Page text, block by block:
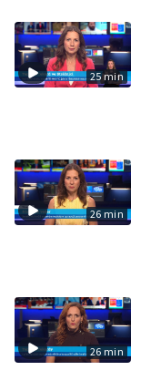
25 min
26 min
26 min